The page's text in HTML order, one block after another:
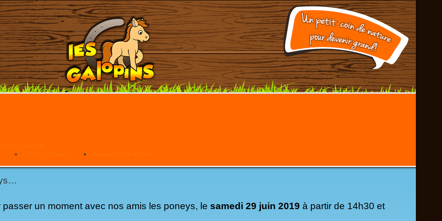
DE TEYRAN
un moment avec nos amis les poneys, le samedi 29 juin 2019 à partir de 14h30 et